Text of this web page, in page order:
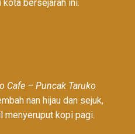
bersejarah ini.
Cafe – Puncak Taruko
nan hijau dan sejuk,
kopi pagi.